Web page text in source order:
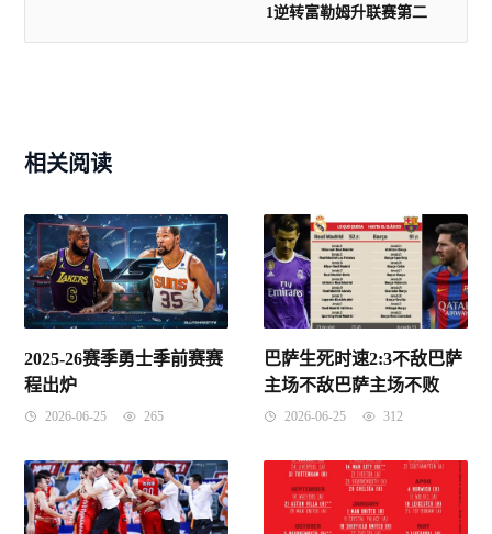
1逆转富勒姆升联赛第二
相关阅读
2025-26赛季勇士季前赛赛
程出炉
2026-06-25 265
巴萨生死时速2:3不敌巴萨
主场不敌巴萨主场不败
2026-06-25 312